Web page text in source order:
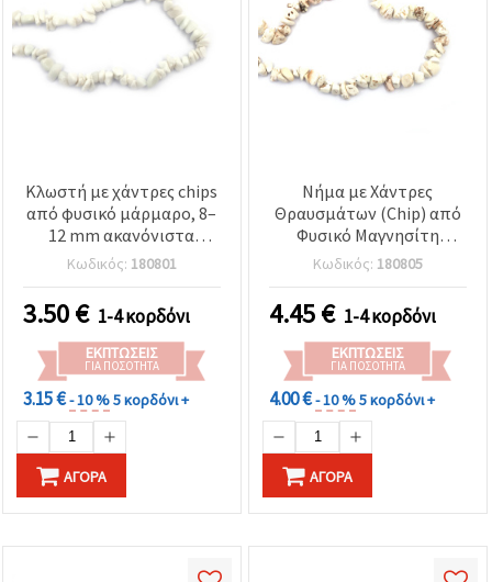
Κλωστή με χάντρες chips
από φυσικό μάρμαρο, 8–
12 mm ακανόνιστα
nuggets, ~90 cm (λευκό/
γκρι) – για κατασκευή
κοσμημάτων, beading &
DIY χειροτεχνίες
Κωδικός: 180801
3.50€ 1-4 κορδόνι
ΕΚΠΤΏΣΕΙΣ
ΓΙΑ ΠΟΣΌΤΗΤΑ
3.15 €- 10 %5 κορδόνι +
ΑΓΟΡΆ
Νήμα με Χάντρες
Θραυσμάτων (Chip) από
Φυσικό Μαγνησίτη
Ποιότητας A, 8–12 mm ~
90 cm
Κωδικός: 180805
4.45€ 1-4 κορδόνι
ΕΚΠΤΏΣΕΙΣ
ΓΙΑ ΠΟΣΌΤΗΤΑ
4.00 €- 10 %5 κορδόνι +
ΑΓΟΡΆ